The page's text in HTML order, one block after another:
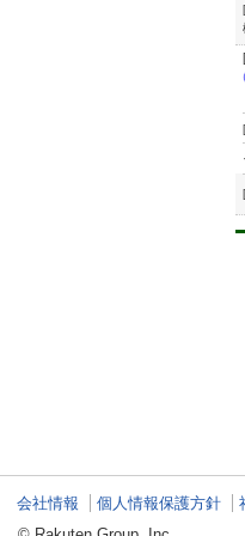
会社情報 個人情報保護方針